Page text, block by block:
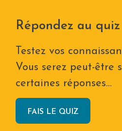
Répondez au
Testez vos
Vous serez peut-être
certaines réponses…
FAIS LE QUIZ